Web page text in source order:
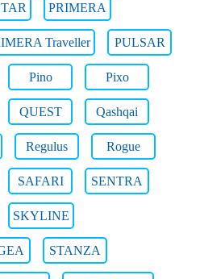
PRIMERA
Traveller PULSAR
Pino Pixo
QUEST Qashqai
Regulus Rogue
SAFARI SENTRA
SKYLINE
STANZA